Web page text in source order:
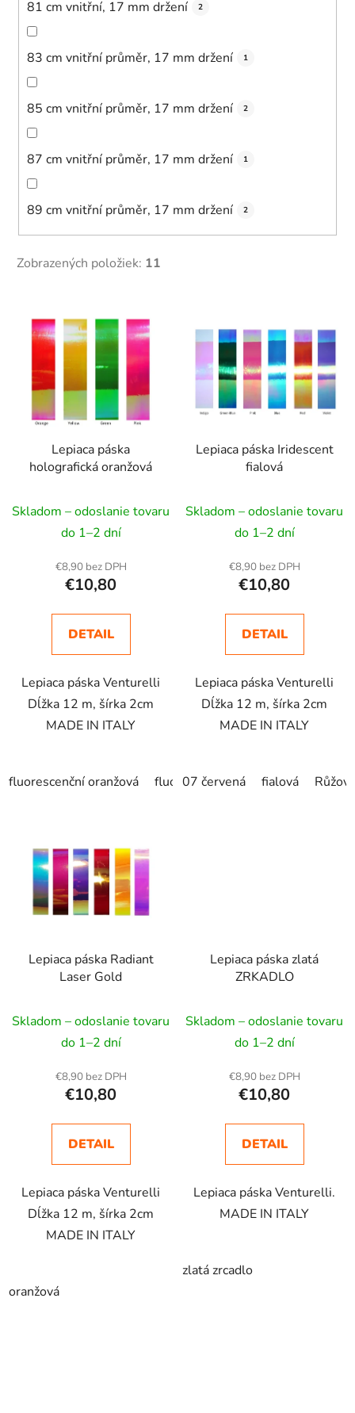
81 cm vnitřní, 17 mm držení 2
83 cm vnitřní průměr, 17 mm držení 1
85 cm vnitřní průměr, 17 mm držení 2
87 cm vnitřní průměr, 17 mm držení 1
89 cm vnitřní průměr, 17 mm držení 2
Zobrazených položiek: 11
k
Lepiaca páska
holografická oranžová
Skladom – odoslanie tovaru
do 1–2 dní
€8,90 bez DPH
€10,80
DETAIL
Lepiaca páska Venturelli
Dĺžka 12 m, šírka 2cm
MADE IN ITALY
fluorescenční oranžová fluorescenční růžová
Lepiaca páska Iridescent
fialová
Skladom – odoslanie tovaru
do 1–2 dní
€8,90 bez DPH
€10,80
DETAIL
Lepiaca páska Venturelli
Dĺžka 12 m, šírka 2cm
MADE IN ITALY
07 červená fialová
Lepiaca páska Radiant
Laser Gold
Skladom – odoslanie tovaru
do 1–2 dní
€8,90 bez DPH
€10,80
DETAIL
Lepiaca páska Venturelli
Dĺžka 12 m, šírka 2cm
MADE IN ITALY
oranžová
Lepiaca páska zlatá
ZRKADLO
Skladom – odoslanie tovaru
do 1–2 dní
€8,90 bez DPH
€10,80
DETAIL
Lepiaca páska Venturelli.
MADE IN ITALY
zlatá zrcadlo